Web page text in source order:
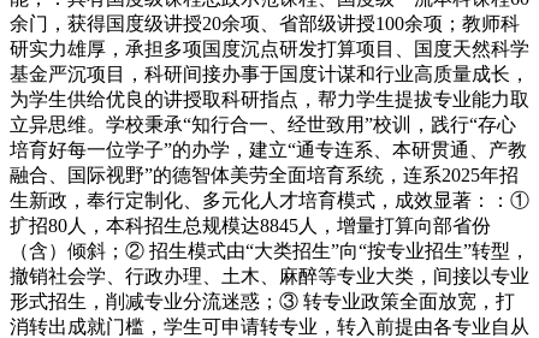
余门，获得国度级讲授20余项、省部级讲授100余项；教师科
研实力雄厚，承担多项国度沉点研发打算项目、国度天然科学
基金严沉项目，科研间接办事于国度计谋和行业高质量成长，
为学生供给优良的讲授取科研指点，帮力学生提拔专业能力取
立异思维。学校秉承“知行合一、经世致用”校训，践行“存心
培育好每一位学子”的办学，建立“通专连系、本研贯通、产教
融合、国际视野”的德智体美劳全面培育系统，连系2025年招
生新政，奉行定制化、多元化人才培育模式，成效显著：：①
扩招80人，本科招生总规模达8845人，增量打算向部省份
（含）倾斜；② 招生模式由“大类招生”向“按专业招生”转型，
撤销社会学、行政办理、土木、麻醉等专业大类，间接以专业
形式招生，削减专业分流迷惑；③ 转专业政策全面放宽，打
消转出成就门槛，学生可申请转专业，转入前提由各专业自从